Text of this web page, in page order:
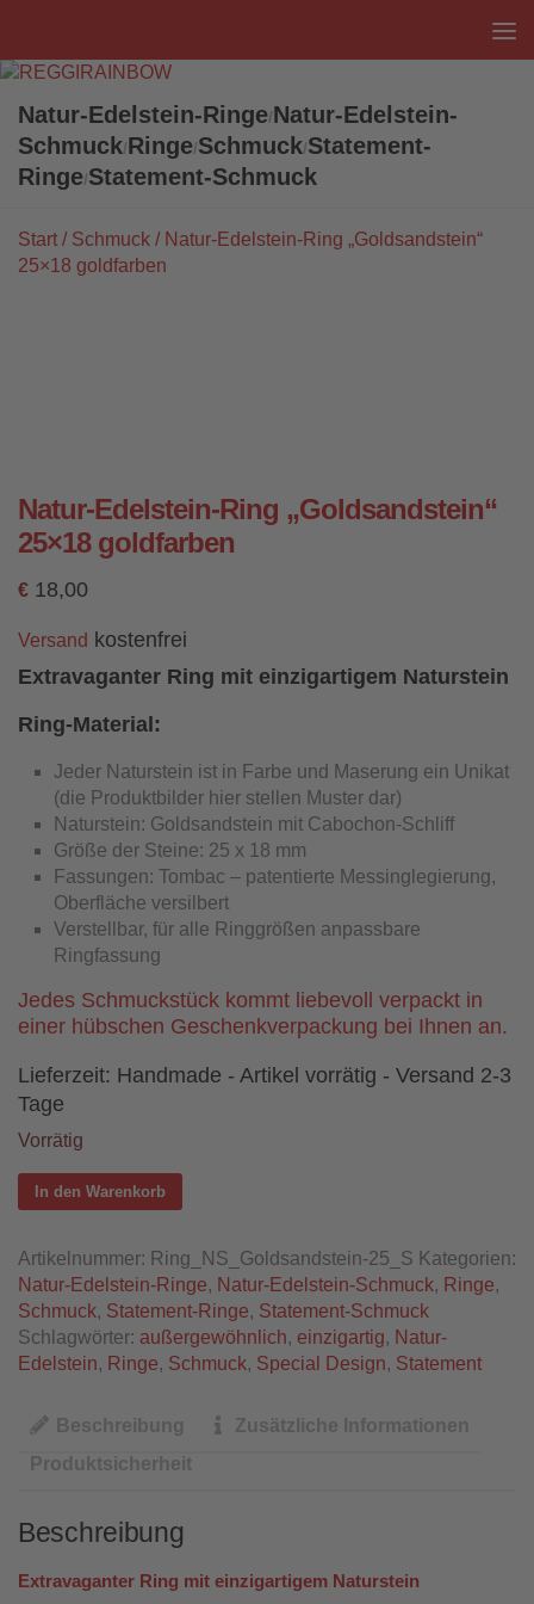
Natur-Edelstein-Ringe/Natur-Edelstein-
Schmuck/Ringe/Schmuck/Statement-
Ringe/Statement-Schmuck
Start / Schmuck / Natur-Edelstein-Ring „Goldsandstein“
25×18 goldfarben
Natur-Edelstein-Ring „Goldsandstein“
25×18 goldfarben
€ 18,00
Versand kostenfrei
Extravaganter Ring mit einzigartigem Naturstein
Ring-Material:
Jeder Naturstein ist in Farbe und Maserung ein Unikat
(die Produktbilder hier stellen Muster dar)
Naturstein: Goldsandstein mit Cabochon-Schliff
Größe der Steine: 25 x 18 mm
Fassungen: Tombac – patentierte Messinglegierung,
Oberfläche versilbert
Verstellbar, für alle Ringgrößen anpassbare
Ringfassung
Jedes Schmuckstück kommt liebevoll verpackt in
einer hübschen Geschenkverpackung bei Ihnen an.
Lieferzeit: Handmade - Artikel vorrätig - Versand 2-3
Tage
Vorrätig
In den Warenkorb
Artikelnummer: Ring_NS_Goldsandstein-25_S Kategorien:
Natur-Edelstein-Ringe, Natur-Edelstein-Schmuck, Ringe,
Schmuck, Statement-Ringe, Statement-Schmuck
Schlagwörter: außergewöhnlich, einzigartig, Natur-
Edelstein, Ringe, Schmuck, Special Design, Statement
Beschreibung
Zusätzliche Informationen
Produktsicherheit
Beschreibung
Extravaganter Ring mit einzigartigem Naturstein